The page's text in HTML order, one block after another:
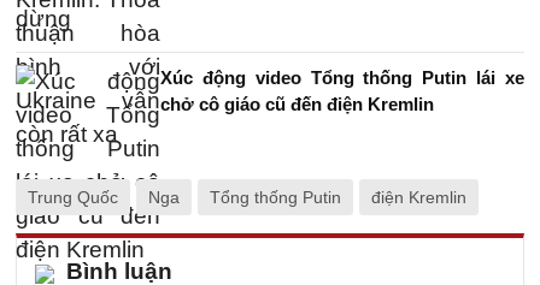
Xúc động video Tổng thống Putin lái xe
chở cô giáo cũ đến điện Kremlin
Trung Quốc Nga Tổng thống Putin điện Kremlin
Bình luận